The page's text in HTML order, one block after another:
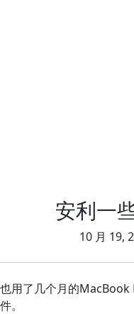
安利一
10 月 19,
也用了几个月的MacBook
件。